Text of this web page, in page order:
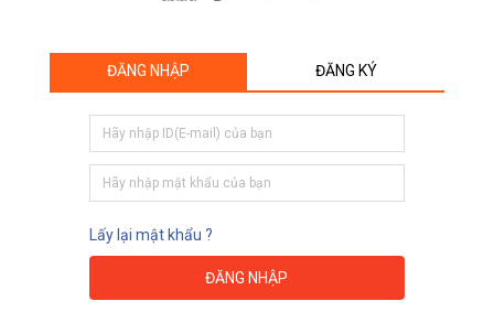
ĐĂNG NHẬP ĐĂNG KÝ
Lấy lại mật khẩu ?